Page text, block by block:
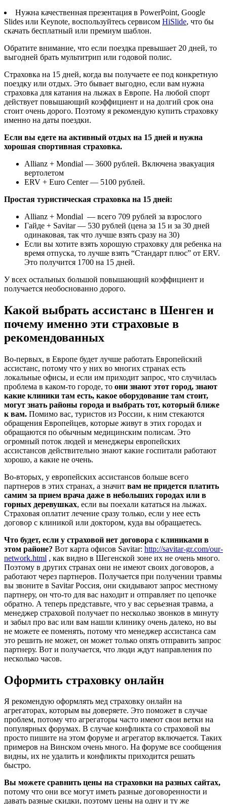
Нужна качественная презентация в PowerPoint, Google
Slides или Keynote, воспользуйтесь сервисом HiSlide, что бы
скачать бесплатный или премиум шаблон.
Обратите внимание, что если поездка превышает 20 дней, то
выгодней брать мультитрип или годовой полис.
Страховка на 15 дней, когда вы получаете ее под конкретную
поездку или отдых. Это бывает выгодно, если вам нужна
страховка для катания на лыжах в Европе. На любой спорт
действует повышающий коэффициент и на долгий срок она
стоит очень дорого. Поэтому я рекомендую купить страховку
именно на даты поездки.
Если вы едете на активный отдых на 15 дней и нужна
хорошая спортивная страховка.
Allianz + Mondial — 3600 рублей. Включена эвакуация
вертолетом
ERV + Euro Center — 5100 рублей.
Простая туристическая страховка на 15 дней:
Allianz + Mondial — всего 709 рублей за взрослого
Гайде + Savitar — 530 рублей (цена за 15 и за 30 дней
одинаковая, так что лучше взять сразу на 30)
Если вы хотите взять хорошую страховку для ребенка на
время отпуска, то лучше взять “Стандарт плюс” от ERV.
Это получится 1700 на 15 дней.
У всех остальных большой повышающий коэффициент и
получается необоснованно дорого.
Какой выбрать ассистанс в Шенген и
почему именно эти страховые в
рекомендованных
Во-первых, в Европе будет лучше работать Европейский
ассистанс, потому что у них во многих странах есть
локальные офисы, и если им приходит запрос, что случилась
проблема в каком-то городе, то они знают этот город, знают
какие клиники там есть, какое оборудование там стоит,
могут знать районы города и выбрать тот, который ближе
к вам. Помимо вас, туристов из России, к ним стекаются
обращения Европейцев, которые живут в этих городах и
обращаются по обычным медицинским полисам. Это
огромный поток людей и менеджеры европейских
ассистансов действительно знают какие госпитали работают
хорошо, а какие не очень.
Во-вторых, у европейских ассистансов больше всего
партнеров в этих странах, а значит вам не придется платить
самим за прием врача даже в небольших городах или в
горных деревушках, если вы поехали кататься на лыжах.
Страховая оплатит лечение сразу только, если у нее есть
договор с клиникой или доктором, куда вы обращаетесь.
Что будет, если у страховой нет договора с клиниками в
этом районе? Вот карта офисов Savitar: http://savitar-gr.com/our-
network.html , как видно в Шегенской зоне их не очень много.
Поэтому в других странах они не имеют своих договоров, а
работают через партнеров. Получается при получении травмы
вы звоните в Savitar Россия, они скидывают запрос местному
партнеру, он что-то для вас находит и отправляет по цепочке
обратно. А теперь представьте, что у вас серьезная травма, а
менеджер страховой получает по несколько звонков в минуту
и забыл про вас или вам нашли клинику очень далеко, но вы
не можете ее поменять, потому что менеджер ассистанса сам
это решить не может, он может только опять отправить запрос
партнеру. Вот и получается, что люди ждут направления по
несколько часов.
Оформить страховку онлайн
Я рекомендую оформлять мед страховку онлайн на
агрегаторах, которым вы доверяете. Это поможет в случае
проблем, потому что агрегаторы часто имеют свои ветки на
популярных форумах. В случае конфликта со страховой вы
просто пишите на этом форуме и агрегатор включается. Таких
примеров на Винском очень много. На форуме все сообщения
видны, их не удалить и конфликты приходится решать
быстро.
Вы можете сравнить цены на страховки на разных сайтах,
потому что они все могут иметь разные договоренности и
давать разные скидки, поэтому цены на одну и ту же